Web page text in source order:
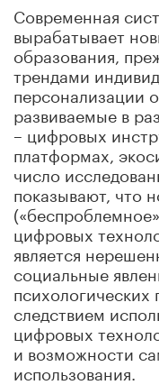
Современная
вырабатывает
образования,
трендами
персонализации
развиваемые в
– цифровых
платформах,
число
показывают, что
цифровых
является
социальные
психологических
следствием
цифровых
и возможности
использования.